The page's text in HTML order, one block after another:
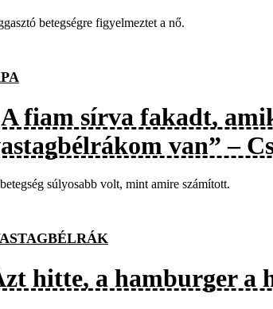
betegségre figyelmeztet a nő.
fiam sírva fakadt,
van” –
súlyosabb volt, mint amire számított.
hitte, a hamburger a